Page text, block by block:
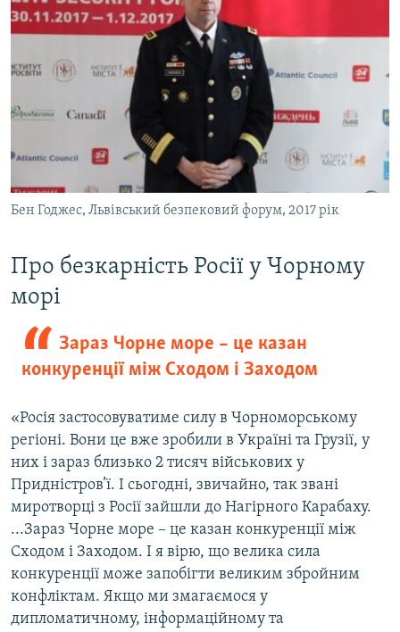
Бен Годжес, Львівський безпековий форум, 2017 рік
Про безкарність Росії у Чорному
морі
Зараз Чорне море – це казан
конкуренції між Сходом і Заходом
«Росія застосовуватиме силу в Чорноморському
регіоні. Вони це вже зробили в Україні та Грузії, у
них і зараз близько 2 тисяч військових у
Придністров’ї. І сьогодні, звичайно, так звані
миротворці з Росії зайшли до Нагірного Карабаху.
...Зараз Чорне море – це казан конкуренції між
Сходом і Заходом. І я вірю, що велика сила
конкуренції може запобігти великим збройним
конфліктам. Якщо ми змагаємося у
дипломатичному, інформаційному та